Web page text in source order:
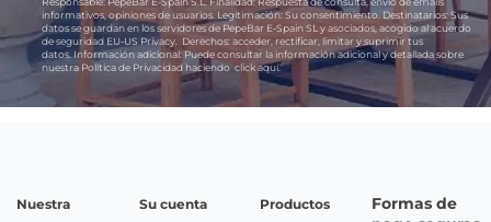
informativos, opiniones de usuarios. Legitimación: Su consentimiento. Destinatarios:Sus
datos se guardan en los servidores de PepeBar E-Spain SL y asociados, acogido al acuerdo
de seguridad EU-US Privacy.
Derechos: acceder, rectificar, limitar y suprimir tus
datos.Información adicional:Puede consultar la información adicional y detallada sobre
nuestra Política de Privacidad haciendoclick aquí.
Nuestra
Su cuenta Productos
Formas de